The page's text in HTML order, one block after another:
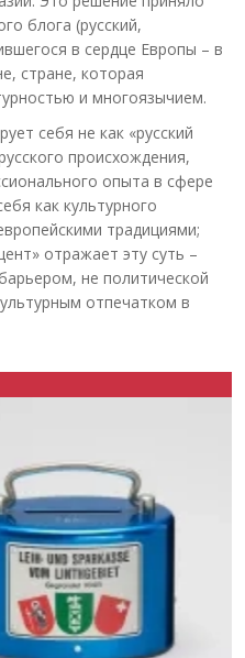
блога (русский,
в сердце Европы – в
стране, которая
и многоязычием.
себя не как «русский
происхождения,
опыта в сфере
как культурного
традициями;
отражает эту суть –
не политической
отпечатком в